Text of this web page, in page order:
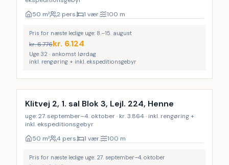
50 m² 2 pers. 1 vær. 100 m
Pris for næste ledige uge: 8.–15. august
kr.6.776kr. 6.124
Uge 32 · ankomst lørdag
inkl. rengøring + inkl. ekspeditionsgebyr
Inkl. rengøring
Klitvej 2, 1. sal Blok 3, Lejl. 224, Henne
uge: 27. september–4. oktober · kr. 3.864 · inkl. rengøring +
inkl. ekspeditionsgebyr
50 m² 4 pers. 1 vær. 100 m
Pris for næste ledige uge: 27. september–4. oktober